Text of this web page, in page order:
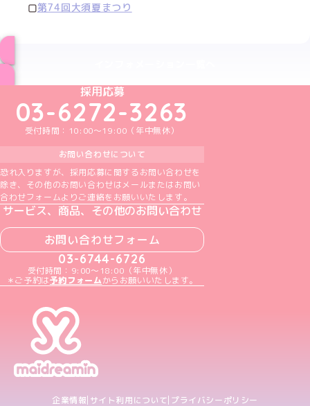
▢第74回大須夏まつり
めいどりーみんTikTok公式アカウント
めいどりーみんX公式アカウント
めいどりーみんInstagram公式アカウント
めいどりーみんFacebook公式アカウン
めいどりーみんYouTube公式アカ
採用応募
03-6272-3263
受付時間：10:00～19:00（年中無休）
お問い合わせについて
恐れ入りますが、採用応募に関するお問い合わせを
除き、その他のお問い合わせはメールまたはお問い
合わせフォームよりご連絡をお願いいたします。
サービス、商品、その他のお問い合わせ
お問い合わせフォーム
03-6744-6726
受付時間：9:00～18:00（年中無休）
＊ご予約は予約フォームからお願いいたします。
企業情報 サイト利用について プライバシーポリシー